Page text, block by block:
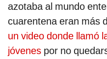
azotaba al mundo
cuarentena eran más
un video donde llamó
jóvenes por no